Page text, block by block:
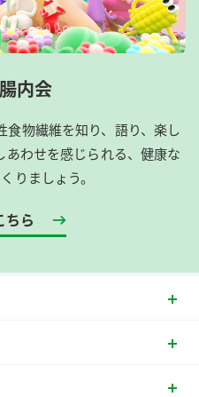
内会
食物繊維を知り、語り、楽し
わせを感じられる、健康な
りましょう。
ちら